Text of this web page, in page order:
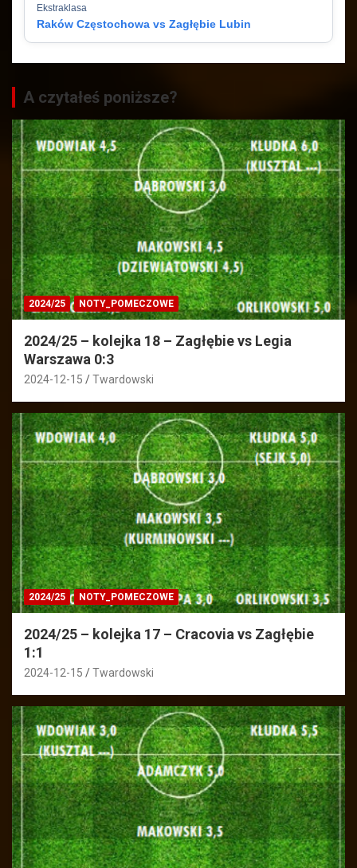
Ekstraklasa
Raków Częstochowa vs Zagłębie Lubin
A czytałeś poniższe?
2024/25 NOTY_POMECZOWE
2024/25 – kolejka 18 – Zagłębie vs Legia
Warszawa 0:3
2024-12-15 Twardowski
2024/25 NOTY_POMECZOWE
2024/25 – kolejka 17 – Cracovia vs Zagłębie
1:1
2024-12-15 Twardowski